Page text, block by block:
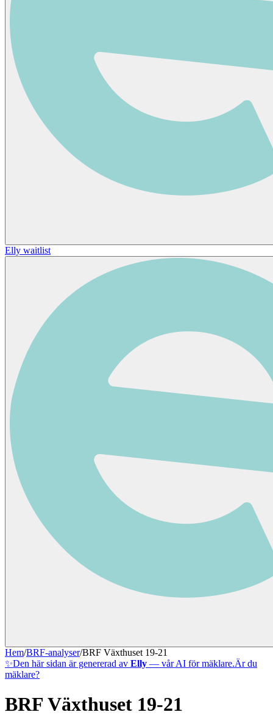
Elly waitlist
Hem/BRF-analyser/BRF Växthuset 19-21
✨Den här sidan är genererad av Elly — vår AI för mäklare.Är du
mäklare?
BRF Växthuset 19-21